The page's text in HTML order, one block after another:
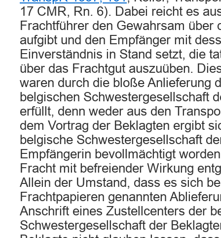
17 CMR, Rn. 6). Dabei reicht es
Frachtführer den Gewahrsam über
aufgibt und den Empfänger mit
Einverständnis in Stand setzt, die
über das Frachtgut auszuüben.
waren durch die bloße Anlieferung
belgischen Schwestergesellschaft
erfüllt, denn weder aus den
dem Vortrag der Beklagten ergibt
belgische Schwestergesellschaft
Empfängerin bevollmächtigt
Fracht mit befreiender Wirkung
Allein der Umstand, dass es sich
Frachtpapieren genannten
Anschrift eines Zustellcenters der
Schwestergesellschaft der